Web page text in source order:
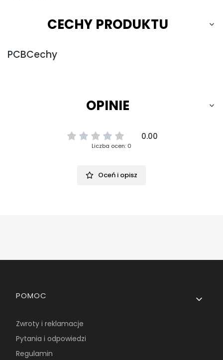
CECHY PRODUKTU
PCBCechy
OPINIE
0.00
Liczba ocen: 0
Oceń i opisz
Linki w stopce
POMOC
Zwroty i reklamacje
Pytania i odpowiedzi
Regulamin